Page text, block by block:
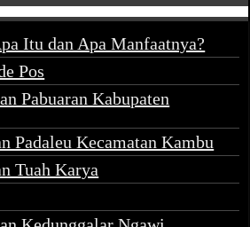
Itu dan Apa Manfaatnya?
Pos
Pabuaran Kabupaten
Padaleu Kecamatan Kambu
Tuah Karya